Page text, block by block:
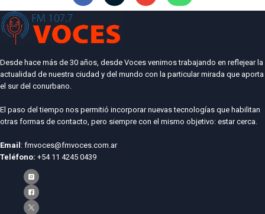
Desde hace más de 30 años, desde Voces venimos trabajando en reflejear la
actualidad de nuestra ciudad y del mundo con la particular mirada que aporta
el sur del conurbano.
El paso del tiempo nos permitió incorporar nuevas tecnologías que habilitan
otras formas de contacto, pero siempre con el mismo objetivo: estar cerca.
Email : fmvoces@fmvoces.com.ar
Teléfono: +54 11 4245 0439